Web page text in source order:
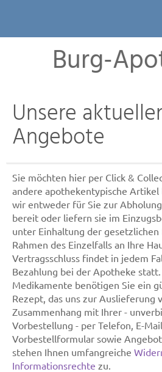
Burg-
Unsere
Angebote
Sie möchten hier per Click &
andere apothekentypische
wir entweder für Sie zur
bereit oder liefern sie im
unter Einhaltung der
Rahmen des Einzelfalls an Ihre
Vertragsschluss findet in jedem
Bezahlung bei der Apotheke
Medikamente benötigen Sie ein
Rezept, das uns zur Auslieferung
Zusammenhang mit Ihrer -
Vorbestellung - per Telefon, E-
Vorbestellformular sowie
stehen Ihnen umfangreiche
Informationsrechte zu.